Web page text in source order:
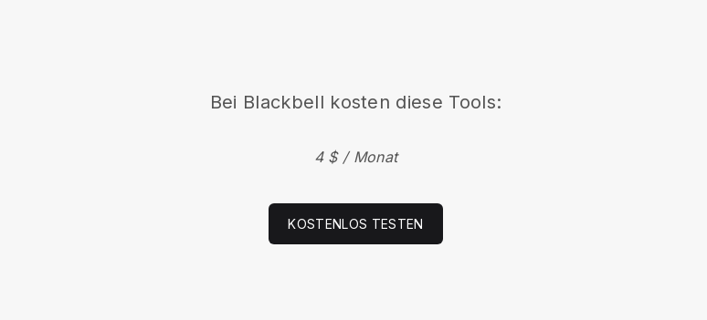
Bei Blackbell kosten diese Tools:
4 $ / Monat
KOSTENLOS TESTEN